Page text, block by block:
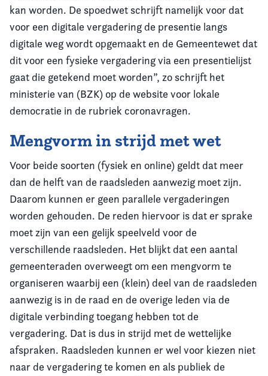
kan worden. De spoedwet schrijft namelijk voor dat
voor een digitale vergadering de presentie langs
digitale weg wordt opgemaakt en de Gemeentewet dat
dit voor een fysieke vergadering via een presentielijst
gaat die getekend moet worden”, zo schrijft het
ministerie van (BZK) op de website voor lokale
democratie in de rubriek coronavragen.
Mengvorm in strijd met wet
Voor beide soorten (fysiek en online) geldt dat meer
dan de helft van de raadsleden aanwezig moet zijn.
Daarom kunnen er geen parallele vergaderingen
worden gehouden. De reden hiervoor is dat er sprake
moet zijn van een gelijk speelveld voor de
verschillende raadsleden. Het blijkt dat een aantal
gemeenteraden overweegt om een mengvorm te
organiseren waarbij een (klein) deel van de raadsleden
aanwezig is in de raad en de overige leden via de
digitale verbinding toegang hebben tot de
vergadering. Dat is dus in strijd met de wettelijke
afspraken. Raadsleden kunnen er wel voor kiezen niet
naar de vergadering te komen en als publiek de